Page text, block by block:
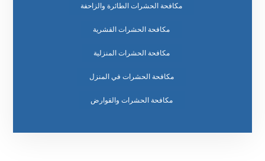
مكافحة الحشرات الطائرة والزاحفة
مكافحة الحشرات القشرية
مكافحة الحشرات المنزلية
مكافحة الحشرات في المنزل
مكافحة الحشرات والقوارض